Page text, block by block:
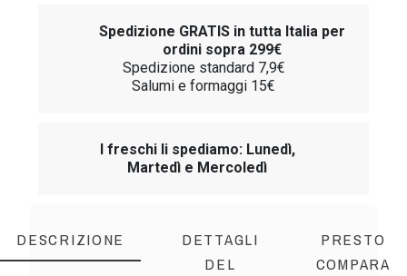
Spedizione GRATIS in tutta Italia per
ordini sopra 299€
Spedizione standard 7,9€
Salumi e formaggi 15€
I freschi li spediamo: Lunedì,
Martedì e Mercoledì
DESCRIZIONE
DETTAGLI
DEL
PRESTO
COMPARA